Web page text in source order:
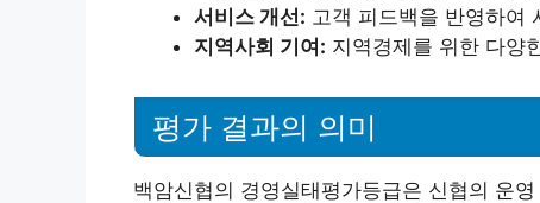
서비스 개선: 고객 피드백을 반영하여
지역사회 기여: 지역경제를 위한 다양
평가 결과의 의미
백암신협의 경영실태평가등급은 신협의 운